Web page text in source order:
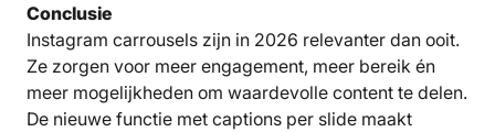
Conclusie
Instagram carrousels zijn in 2026 relevanter dan ooit.
Ze zorgen voor meer engagement, meer bereik én
meer mogelijkheden om waardevolle content te delen.
De nieuwe functie met captions per slide maakt